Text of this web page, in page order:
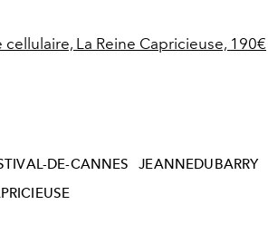
cellulaire, La Reine Capricieuse, 190€
DE-CANNES JEANNEDUBARRY